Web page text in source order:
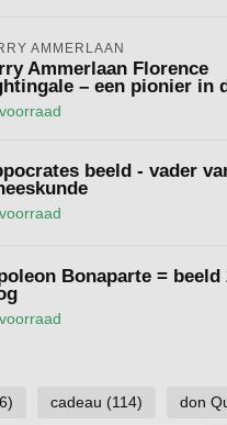
AMMERLAAN
Ammerlaan Florence
– een pionier in
beeld - vader
Bonaparte = beeld
cadeau (114) don